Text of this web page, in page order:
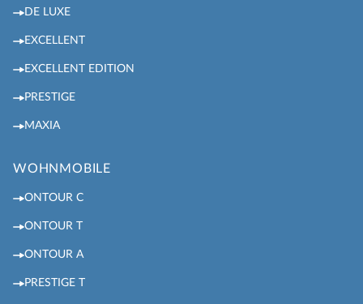
DE LUXE
EXCELLENT
EXCELLENT EDITION
PRESTIGE
MAXIA
WOHNMOBILE
ONTOUR C
ONTOUR T
ONTOUR A
PRESTIGE T